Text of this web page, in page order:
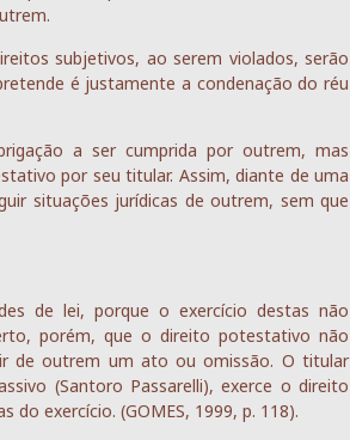
subjetivos, ao serem violados, serão
é justamente a condenação do réu
a ser cumprida por outrem, mas
por seu titular. Assim, diante de uma
situações jurídicas de outrem, sem que
de lei, porque o exercício destas não
porém, que o direito potestativo não
de outrem um ato ou omissão. O titular
(Santoro Passarelli), exerce o direito
exercício. (GOMES, 1999, p. 118).